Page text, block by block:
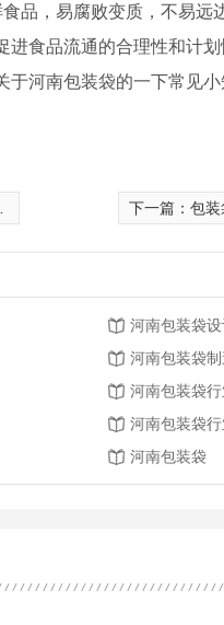
品，易腐败变质，不易远
食品流通的合理性和计划
于河南包装袋的一下常见
下一篇： 包装
河南包装袋
河南包装袋
河南包装袋
河南包装袋
河南包装袋